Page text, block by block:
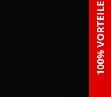
100% VORTEILE